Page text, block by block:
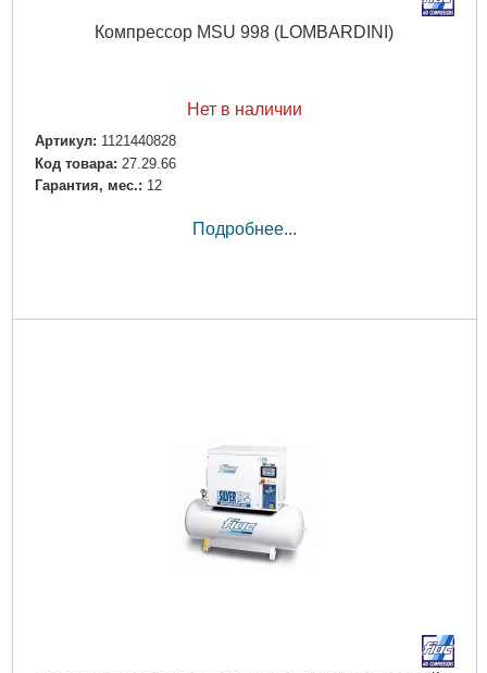
Компрессор MSU 998 (LOMBARDINI)
Нет в наличии
Артикул: 1121440828
Код товара: 27.29.66
Гарантия, мес.: 12
Подробнее...